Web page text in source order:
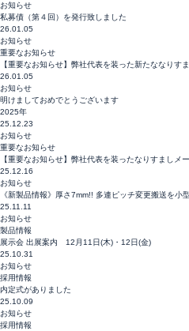
お知らせ
私募債（第４回）を発行致しました
26.01.05
お知らせ
重要なお知らせ
【重要なお知らせ】弊社代表を装った新たななりす
26.01.05
お知らせ
明けましておめでとうございます
2025年
25.12.23
お知らせ
重要なお知らせ
【重要なお知らせ】弊社代表を装ったなりすましメ
25.12.16
お知らせ
《新製品情報》厚さ7mm!! 多連ピッチ変更搬送を小
25.11.11
お知らせ
製品情報
展示会 出展案内 12月11日(木)・12日(金)
25.10.31
お知らせ
採用情報
内定式がありました
25.10.09
お知らせ
採用情報